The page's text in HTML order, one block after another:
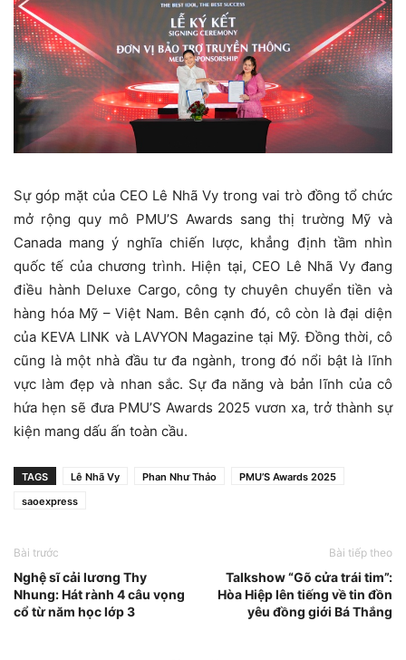
Sự góp mặt của CEO Lê Nhã Vy trong vai trò đồng tổ chức
mở rộng quy mô PMU’S Awards sang thị trường Mỹ và
Canada mang ý nghĩa chiến lược, khẳng định tầm nhìn
quốc tế của chương trình. Hiện tại, CEO Lê Nhã Vy đang
điều hành Deluxe Cargo, công ty chuyên chuyển tiền và
hàng hóa Mỹ – Việt Nam. Bên cạnh đó, cô còn là đại diện
của KEVA LINK và LAVYON Magazine tại Mỹ. Đồng thời, cô
cũng là một nhà đầu tư đa ngành, trong đó nổi bật là lĩnh
vực làm đẹp và nhan sắc. Sự đa năng và bản lĩnh của cô
hứa hẹn sẽ đưa PMU’S Awards 2025 vươn xa, trở thành sự
kiện mang dấu ấn toàn cầu.
TAGS Lê Nhã Vy Phan Như Thảo
PMU’S Awards 2025
saoexpress
Bài trước
Nghệ sĩ cải lương Thy
Nhung: Hát rành 4 câu vọng
cổ từ năm học lớp 3
Bài tiếp theo
Talkshow “Gõ cửa trái tim”:
Hòa Hiệp lên tiếng về tin đồn
yêu đồng giới Bá Thắng